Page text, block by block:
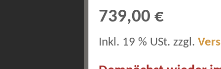
739,00 €
Inkl. 19 % USt. zzgl.